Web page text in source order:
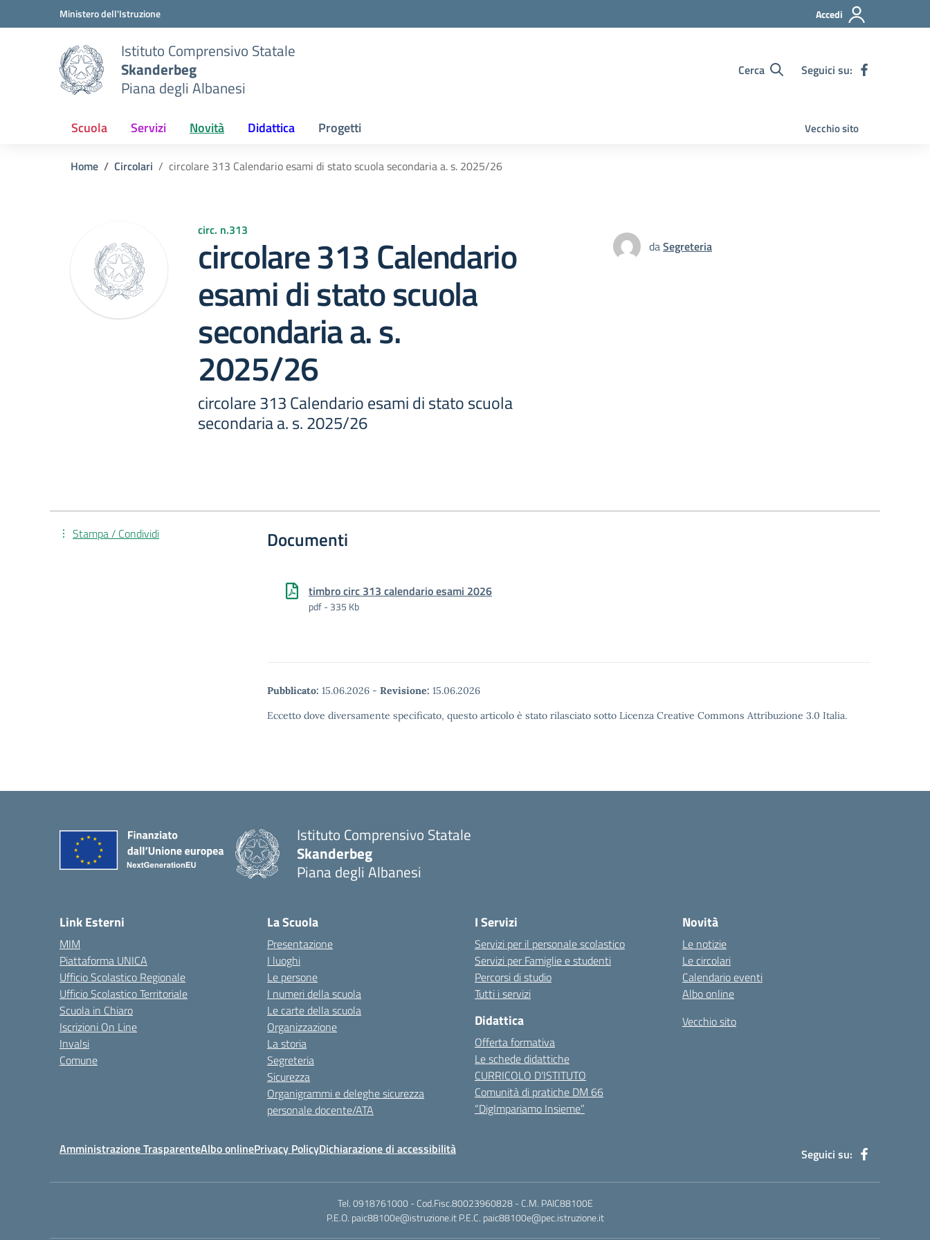
Vai ai contenuti
Vai al menu di navigazione
Ministero dell'Istruzione Accedi
Istituto Comprensivo Statale
Skanderbeg
Piana degli Albanesi
Cerca Seguici su:
Scuola Servizi Novità Didattica Progetti Vecchio sito
Home Circolari circolare 313 Calendario esami di stato scuola secondaria a. s. 2025/26
circ. n.313
circolare 313 Calendario
esami di stato scuola
secondaria a. s.
2025/26
circolare 313 Calendario esami di stato scuola
secondaria a. s. 2025/26
daSegreteria
Documenti
timbro circ 313 calendario esami 2026
pdf - 335 Kb
Pubblicato: 15.06.2026 - Revisione: 15.06.2026
Eccetto dove diversamente specificato, questo articolo è stato rilasciato sotto Licenza Creative Commons Attribuzione 3.0 Italia.
Stampa / Condividi
Istituto Comprensivo Statale
Skanderbeg
Piana degli Albanesi
Link Esterni
MIM
Piattaforma UNICA
Ufficio Scolastico Regionale
Ufficio Scolastico Territoriale
Scuola in Chiaro
Iscrizioni On Line
Invalsi
Comune
La Scuola
Presentazione
I luoghi
Le persone
I numeri della scuola
Le carte della scuola
Organizzazione
La storia
Segreteria
Sicurezza
Organigrammi e deleghe sicurezza
personale docente/ATA
I Servizi
Servizi per il personale scolastico
Servizi per Famiglie e studenti
Percorsi di studio
Tutti i servizi
Didattica
Offerta formativa
Le schede didattiche
CURRICOLO D’ISTITUTO
Comunità di pratiche DM 66
“DigImpariamo Insieme”
Novità
Le notizie
Le circolari
Calendario eventi
Albo online
Vecchio sito
Amministrazione TrasparenteAlbo onlinePrivacy PolicyDichiarazione di accessibilità Seguici su:
Tel. 0918761000 - Cod.Fisc.80023960828 - C.M. PAIC88100E
P.E.O. paic88100e@istruzione.it P.E.C. paic88100e@pec.istruzione.it